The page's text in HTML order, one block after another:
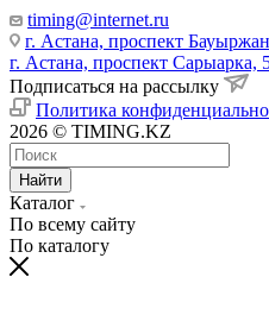
timing@internet.ru
г. Астана, проспект
г. Астана, проспект Сарыарка,
Подписаться на рассылку
Политика
2026 © TIMING.KZ
Найти
Каталог
По всему сайту
По каталогу